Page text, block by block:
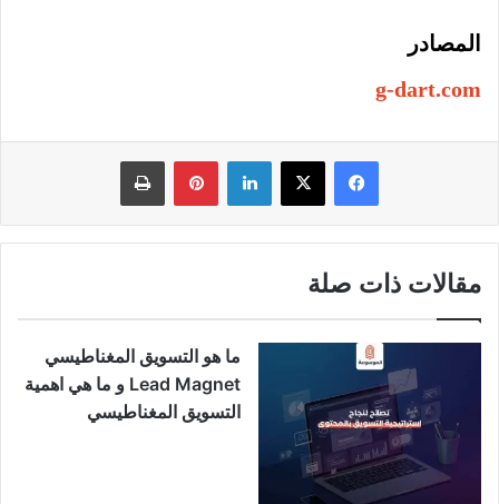
المصادر
g-dart.com
فيسبوك لينكدإن بينتيريست
مقالات ذات صلة
ما هو التسويق المغناطيسي
Lead Magnet و ما هي اهمية
التسويق المغناطيسي